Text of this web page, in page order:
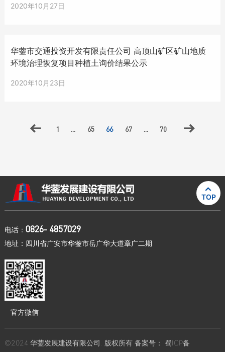
2020年10月27日
华蓥市交通投资开发有限责任公司 高顶山矿区矿山地质
环境治理恢复项目种植土询价结果公示
2020年10月23日
 1 ... 65 66 67 ... 70 

TOP
电话： 0826- 4857029
地址：四川省广安市华蓥市岳广华大道章广二期
官方微信
©2024 华蓥发展建设有限公司. 版权所有 备案号： 蜀ICP备